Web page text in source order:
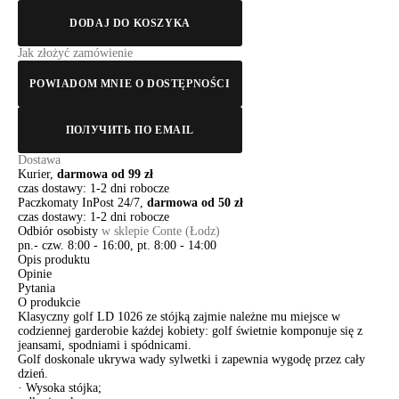
DODAJ DO KOSZYKA
Jak złożyć zamówienie
POWIADOM MNIE O DOSTĘPNOŚCI
ПОЛУЧИТЬ ПО EMAIL
Dostawa
Kurier, darmowa od 99 zł
czas dostawy: 1-2 dni robocze
Paczkomaty InPost 24/7, darmowa od 50 zł
czas dostawy: 1-2 dni robocze
Odbiór osobisty w sklepie Conte (Łodz)
pn.- czw. 8:00 - 16:00, pt. 8:00 - 14:00
Opis produktu
Opinie
Pytania
O produkcie
Klasyczny golf LD 1026 ze stójką zajmie należne mu miejsce w
codziennej garderobie każdej kobiety: golf świetnie komponuje się z
jeansami, spodniami i spódnicami.
Golf doskonale ukrywa wady sylwetki i zapewnia wygodę przez cały
dzień.
· Wysoka stójka;